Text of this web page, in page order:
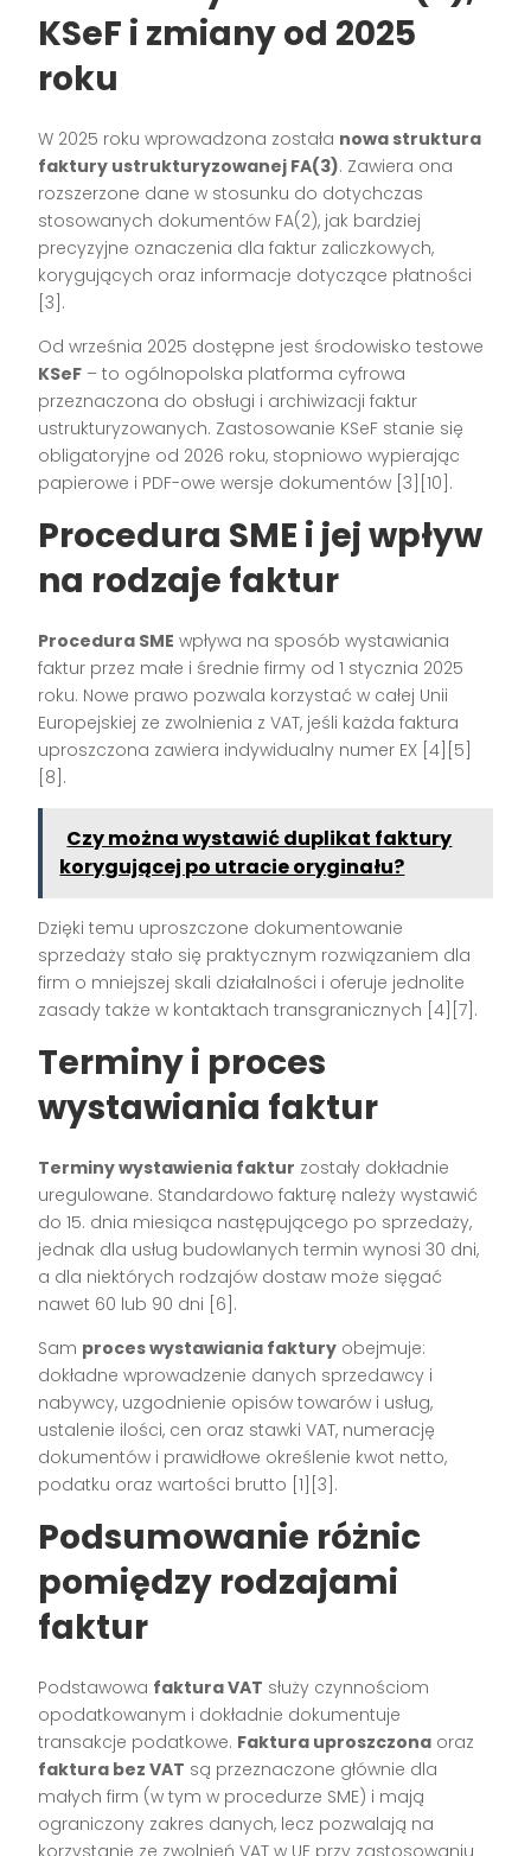
KSeF i zmiany od 2025
roku
W 2025 roku wprowadzona została nowa struktura
faktury ustrukturyzowanej FA(3). Zawiera ona
rozszerzone dane w stosunku do dotychczas
stosowanych dokumentów FA(2), jak bardziej
precyzyjne oznaczenia dla faktur zaliczkowych,
korygujących oraz informacje dotyczące płatności
[3] .
Od września 2025 dostępne jest środowisko testowe
KSeF – to ogólnopolska platforma cyfrowa
przeznaczona do obsługi i archiwizacji faktur
ustrukturyzowanych. Zastosowanie KSeF stanie się
obligatoryjne od 2026 roku, stopniowo wypierając
papierowe i PDF-owe wersje dokumentów [3][10] .
Procedura SME i jej wpływ
na rodzaje faktur
Procedura SME wpływa na sposób wystawiania
faktur przez małe i średnie firmy od 1 stycznia 2025
roku. Nowe prawo pozwala korzystać w całej Unii
Europejskiej ze zwolnienia z VAT, jeśli każda faktura
uproszczona zawiera indywidualny numer EX [4][5]
[8] .
Czy można wystawić duplikat faktury
korygującej po utracie oryginału?
Dzięki temu uproszczone dokumentowanie
sprzedaży stało się praktycznym rozwiązaniem dla
firm o mniejszej skali działalności i oferuje jednolite
zasady także w kontaktach transgranicznych [4][7] .
Terminy i proces
wystawiania faktur
Terminy wystawienia faktur zostały dokładnie
uregulowane. Standardowo fakturę należy wystawić
do 15. dnia miesiąca następującego po sprzedaży,
jednak dla usług budowlanych termin wynosi 30 dni,
a dla niektórych rodzajów dostaw może sięgać
nawet 60 lub 90 dni [6] .
Sam proces wystawiania faktury obejmuje:
dokładne wprowadzenie danych sprzedawcy i
nabywcy, uzgodnienie opisów towarów i usług,
ustalenie ilości, cen oraz stawki VAT, numerację
dokumentów i prawidłowe określenie kwot netto,
podatku oraz wartości brutto [1][3] .
Podsumowanie różnic
pomiędzy rodzajami
faktur
Podstawowa faktura VAT służy czynnościom
opodatkowanym i dokładnie dokumentuje
transakcje podatkowe. Faktura uproszczona oraz
faktura bez VAT są przeznaczone głównie dla
małych firm (w tym w procedurze SME) i mają
ograniczony zakres danych, lecz pozwalają na
korzystanie ze zwolnień VAT w UE przy zastosowaniu